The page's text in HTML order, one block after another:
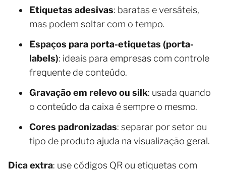
Etiquetas adesivas: baratas e versáteis,
mas podem soltar com o tempo.
Espaços para porta-etiquetas (porta-
labels): ideais para empresas com controle
frequente de conteúdo.
Gravação em relevo ou silk: usada quando
o conteúdo da caixa é sempre o mesmo.
Cores padronizadas: separar por setor ou
tipo de produto ajuda na visualização geral.
Dica extra: use códigos QR ou etiquetas com